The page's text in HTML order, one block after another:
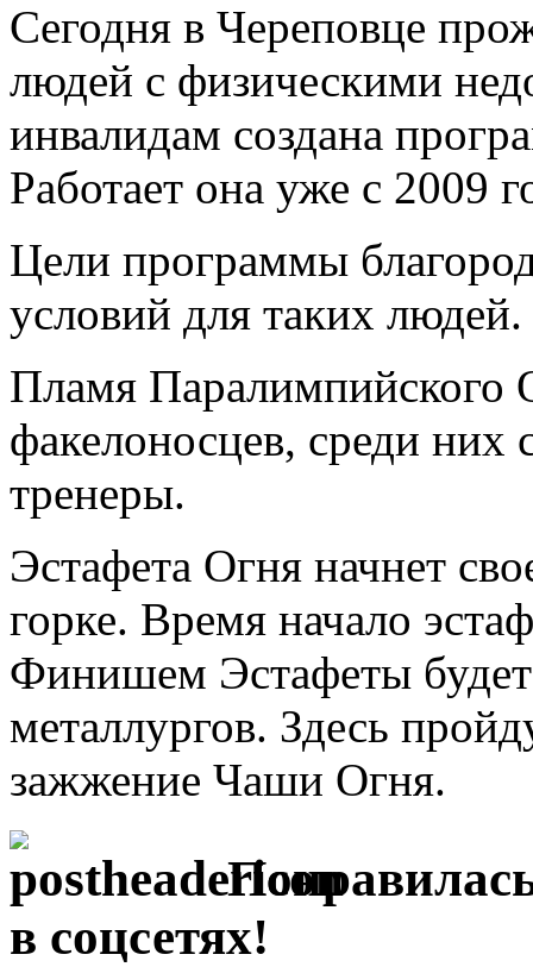
Сегодня в Череповце
людей с физическими
инвалидам создана
Работает она уже с 2009
Цели программы
условий для таких людей.
Пламя Паралимпийского
факелоносцев, среди
тренеры.
Эстафета Огня начнет
горке. Время начало
Финишем Эстафеты
металлургов. Здесь
зажжение Чаши Огня.
в соцсетях!